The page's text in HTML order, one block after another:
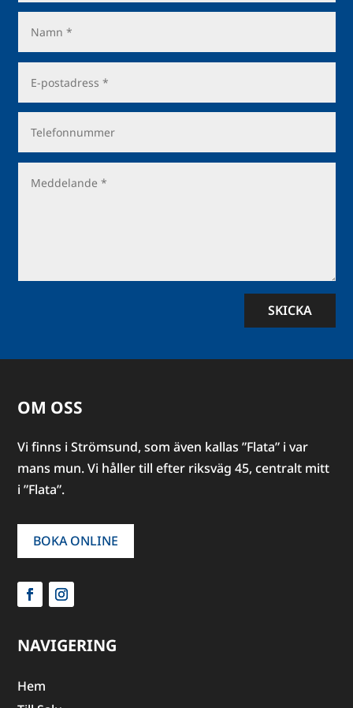
SKICKA
OM OSS
Vi finns i Strömsund, som även kallas ”Flata” i var
mans mun. Vi håller till efter riksväg 45, centralt mitt
i ”Flata”.
BOKA ONLINE
NAVIGERING
Hem